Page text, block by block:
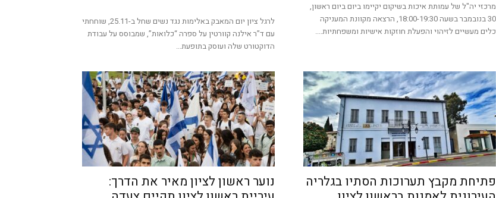
מרכזי יה"ל של עמותת איכות בשיקום יקיימו ביום ביום ראשון,
30 בנובמבר בשעה 18:00-19:30, הרצאה מקוונת המעניקה
כלים מעשיים לזיהוי והפעלת חוזקות אישיות ומשפחתיות....
לרגל ציון יום המאבק באלימות נגד נשים שחל ב-25.11, שוחחתי
עם ד”ר אילנה קוורטין על ספרה “כלואות”, שמבוסס על עבודת
הדוקטורט שלה ועוסק בתופעת...
פתיחת מקבץ תערוכות הסתיו בגלריה
נוער ראשון לציון מאיר את הדרך: